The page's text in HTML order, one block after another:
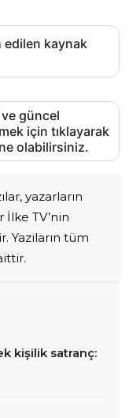
edilen kaynak
güncel
için tıklayarak
olabilirsiniz.
yazarların
İlke TV’nin
Yazıların tüm
kişilik satranç: